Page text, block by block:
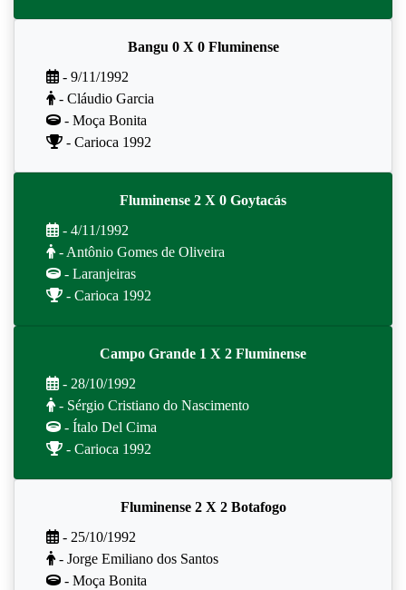
Bangu 0 X 0 Fluminense
- 9/11/1992
- Cláudio Garcia
- Moça Bonita
- Carioca 1992
Fluminense 2 X 0 Goytacás
- 4/11/1992
- Antônio Gomes de Oliveira
- Laranjeiras
- Carioca 1992
Campo Grande 1 X 2 Fluminense
- 28/10/1992
- Sérgio Cristiano do Nascimento
- Ítalo Del Cima
- Carioca 1992
Fluminense 2 X 2 Botafogo
- 25/10/1992
- Jorge Emiliano dos Santos
- Moça Bonita